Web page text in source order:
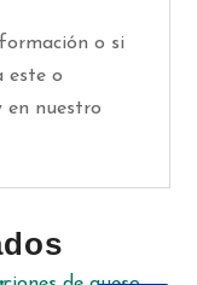
o si
este o
en nuestro